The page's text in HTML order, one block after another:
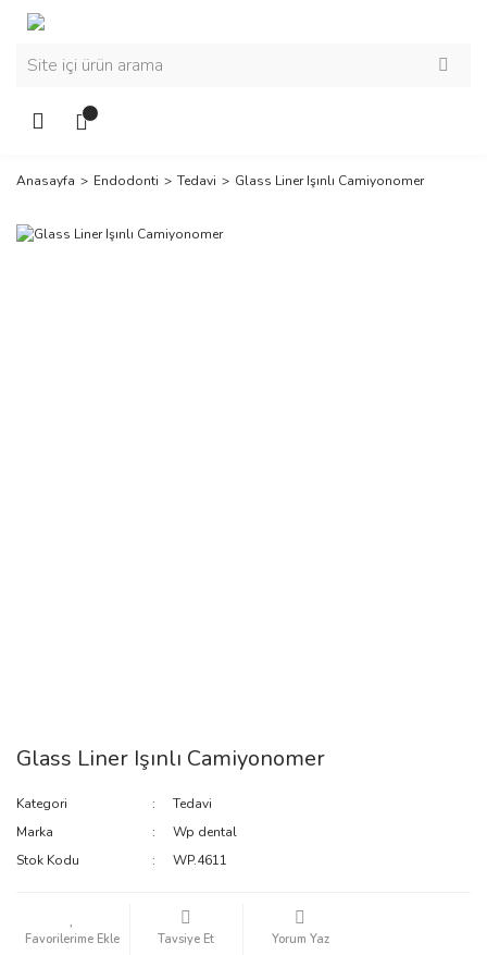
Anasayfa Endodonti Tedavi Glass Liner Işınlı Camiyonomer
Glass Liner Işınlı Camiyonomer
Kategori
Tedavi
Marka
Wp dental
Stok Kodu
WP.4611
Tavsiye Et Yorum Yaz